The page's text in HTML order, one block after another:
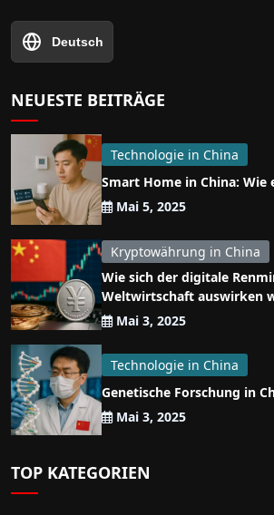
Deutsch
NEUESTE BEITRÄGE
Technologie in China
Smart Home in China:
Mai 5, 2025
Kryptowährung in China
Wie sich der digitale
Weltwirtschaft auswirken
Mai 3, 2025
Technologie in China
Genetische Forschung in
Mai 3, 2025
TOP KATEGORIEN